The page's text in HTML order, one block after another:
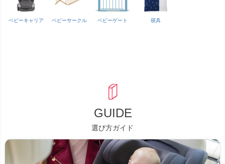
ベビーキャリア ベビーサークル ベビーゲート 寝具
GUIDE
選び方ガイド